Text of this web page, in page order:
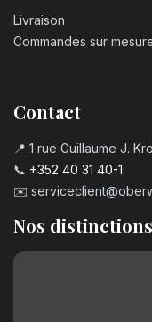
Livraison
Commandes sur
Contact
📍 1 rue Guillaume J.
📞 +352 40 31 40-1
✉️
Nos distinctions